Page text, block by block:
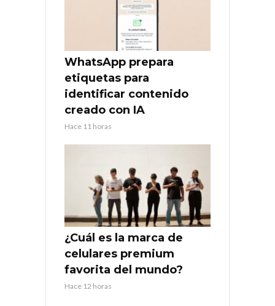
WhatsApp prepara
etiquetas para
identificar contenido
creado con IA
Hace 11 horas
¿Cuál es la marca de
celulares premium
favorita del mundo?
Hace 12 horas